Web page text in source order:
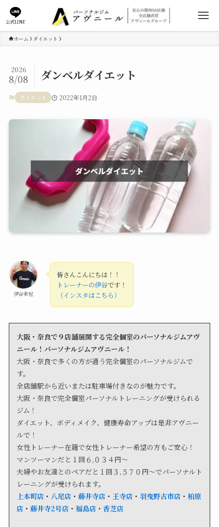
公式LINE
ホーム ダイエット
ダンベルダイエット
2026
8/08
ダイエット 2022年1月2日
伊谷幸起
皆さんこんにちは！！
トレーナーの伊谷です！
（インスタはこちら）
大阪・奈良で９店舗展開する完全個室のパーソナルジムアヴ
ニール！パーソナルジムアヴニール！
大阪・奈良で多くの方が通う完全個室のパーソナルジムで
す。
全店舗駅から近いまたは駐車場付きなのが魅力です。
大阪・奈良で完全個室パーソナルトレーニングが受けられる
ジム！
ダイエット、ボディメイク、健康寿命アップは是非アヴニー
ルで！
女性トレーナー在籍で女性トレーナー希望の方もご安心！
マンツーマンだと１回６,０３４円〜
夫婦やお友達とのペアだと１回３,５７０円〜でパーソナルト
レーニングが受けられます。
上本町店 ・ 八尾店 ・ 藤井寺店 ・ 王寺店 ・ 羽曳野古市店 ・ 柏原
店 ・ 藤井寺2号店 ・ 福島店 ・ 香芝店